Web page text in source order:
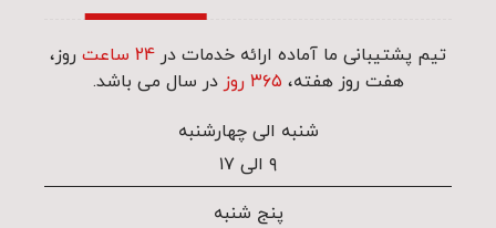
تیم پشتیبانی ما آماده ارائه خدمات در 24 ساعت
روز،
هفت روز هفته، ۳۶۵ روز در سال می باشد.
شنبه الی چهارشنبه
۹ الی ۱۷
پنج شنبه